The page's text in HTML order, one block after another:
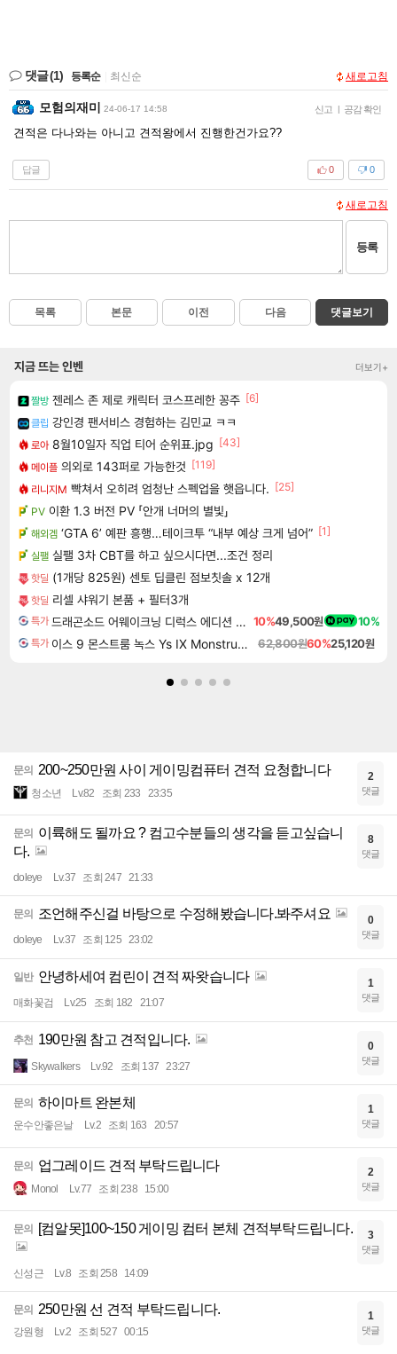
댓글(1) 등록순 최신순 새로고침
모험의재미 24-06-17 14:58 신고 | 공감 확인
견적은 다나와는 아니고 견적왕에서 진행한건가요??
답글 0
0
새로고침
등록
목록 본문 이전 다음 댓글보기
지금 뜨는 인벤 더보기+
짤방 젠레스 존 제로 캐릭터 코스프레한 꽁주 [6]
클립 강인경 팬서비스 경험하는 김민교 ㅋㅋ
로아 8월10일자 직업 티어 순위표.jpg [43]
메이플 의외로 143퍼로 가능한것 [119]
리니지M 빡쳐서 오히려 엄청난 스펙업을 햇읍니다. [25]
PV 이환 1.3 버전 PV 「안개 너머의 별빛」
해외겜 ‘GTA 6’ 예판 흥행…테이크투 “내부 예상 크게 넘어” [1]
실팰 실팰 3차 CBT를 하고 싶으시다면...조건 정리
핫딜 (1개당 825원) 센토 딥클린 점보칫솔 x 12개
핫딜 리셀 샤워기 본품 + 필터3개
특가 드래곤소드 어웨이크닝 디럭스 에디션 DragonSword Awakening Deluxe Edition 10%49,500원 10%
특가 이스 9 몬스트룸 녹스 Ys IX Monstrum Nox 62,800원60%25,120원
문의 200~250만원 사이 게이밍컴퓨터 견적 요청합니다
청소년 Lv.82 조회 233 23:35
2
댓글
문의
이륙해도 될까요 ? 컴고수분들의 생각을 듣고싶습니
다.
doleye Lv.37 조회 247 21:33
8
댓글
문의 조언해주신걸 바탕으로 수정해봤습니다.봐주셔요
doleye Lv.37 조회 125 23:02
0
댓글
일반 안녕하세여 컴린이 견적 짜왓습니다
매화꽃검 Lv.25 조회 182 21:07
1
댓글
추천 190만원 참고 견적입니다.
Skywalkers Lv.92 조회 137 23:27
0
댓글
문의 하이마트 완본체
운수안좋은날 Lv.2 조회 163 20:57
1
댓글
문의 업그레이드 견적 부탁드립니다
Monol Lv.77 조회 238 15:00
2
댓글
문의 [컴알못]100~150 게이밍 컴터 본체 견적부탁드립니다.
신성근 Lv.8 조회 258 14:09
3
댓글
문의 250만원 선 견적 부탁드립니다.
강원형 Lv.2 조회 527 00:15
1
댓글